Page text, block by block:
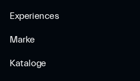
Experiences
Marke
Kataloge